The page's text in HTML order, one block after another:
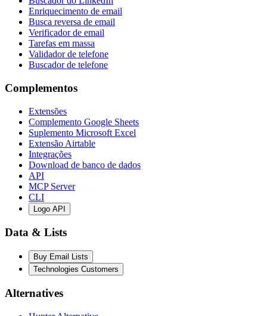
Enriquecimento de email
Busca reversa de email
Verificador de email
Tarefas em massa
Validador de telefone
Buscador de telefone
Complementos
Extensões
Complemento Google Sheets
Suplemento Microsoft Excel
Extensão Airtable
Integrações
Download de banco de dados
API
MCP Server
CLI
Logo API
Data & Lists
Buy Email Lists
Technologies Customers
Alternatives